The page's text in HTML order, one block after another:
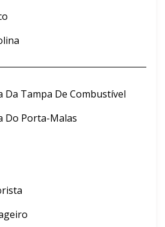
Tampa De Combustível
Do Porta-Malas